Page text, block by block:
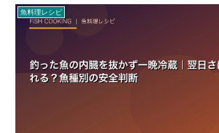
魚料理レシピ